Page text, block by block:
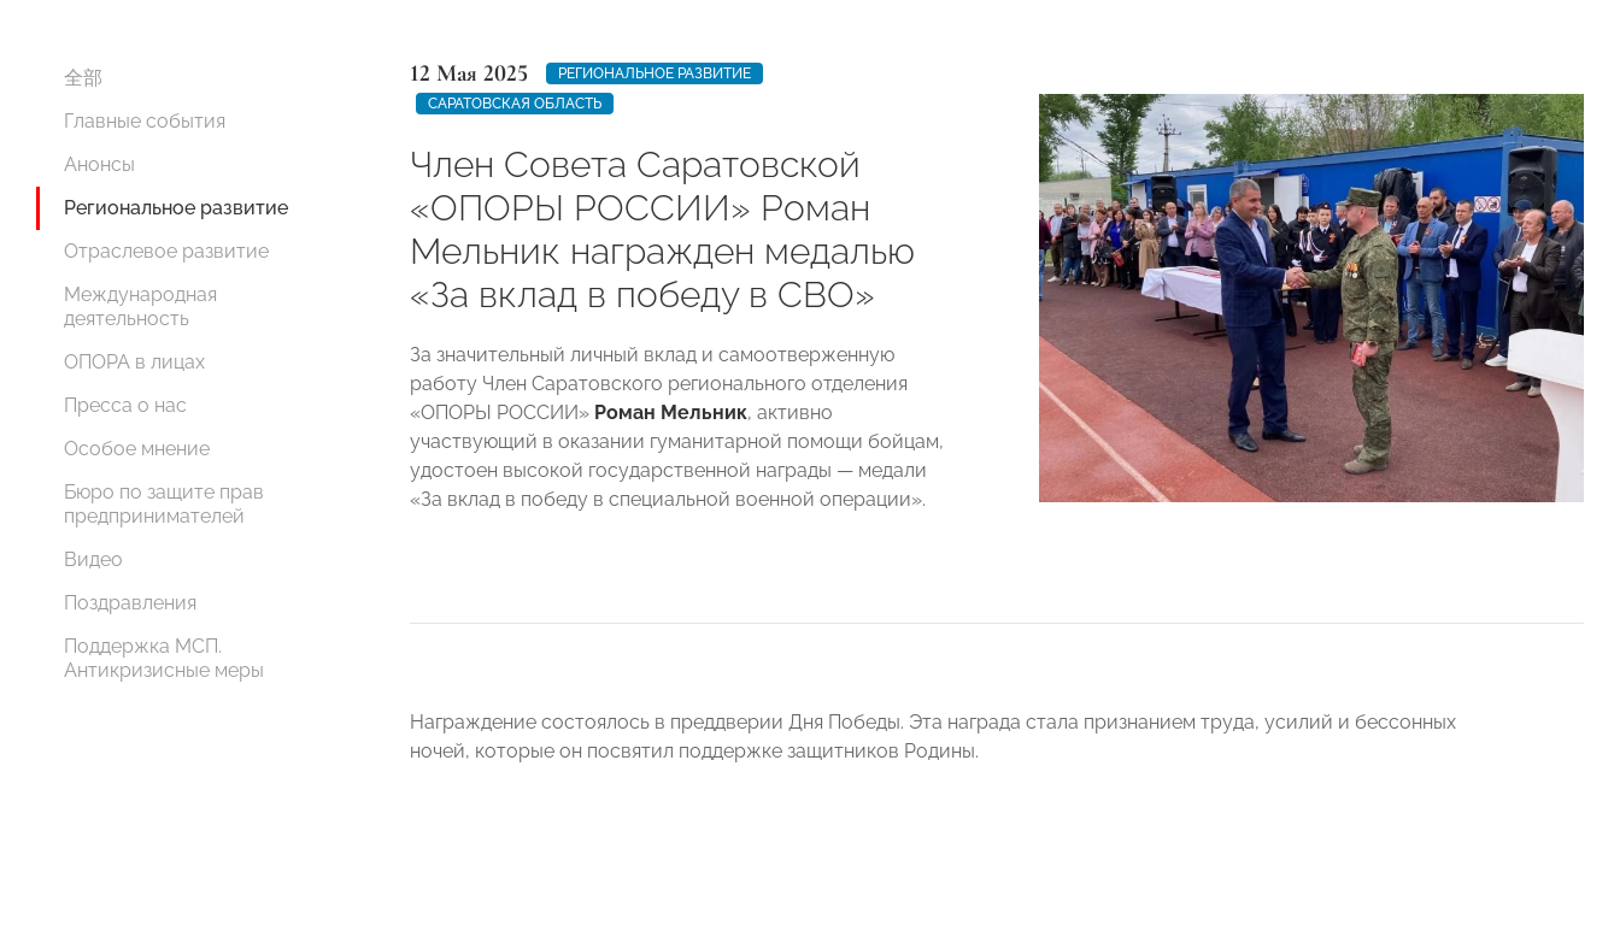
全部
Главные события
Анонсы
Региональное развитие
Отраслевое развитие
Международная
деятельность
ОПОРА в лицах
Пресса о нас
Особое мнение
Бюро по защите прав
предпринимателей
Видео
Поздравления
Поддержка МСП.
Антикризисные меры
12 Мая 2025
РЕГИОНАЛЬНОЕ РАЗВИТИЕ
САРАТОВСКАЯ ОБЛАСТЬ
Член Совета Саратовской
«ОПОРЫ РОССИИ» Роман
Мельник награжден медалью
«За вклад в победу в СВО»
За значительный личный вклад и самоотверженную
работу Член Саратовского регионального отделения
«ОПОРЫ РОССИИ» Роман Мельник, активно
участвующий в оказании гуманитарной помощи бойцам,
удостоен высокой государственной награды — медали
«За вклад в победу в специальной военной операции».
Награждение состоялось в преддверии Дня Победы. Эта награда стала признанием труда, усилий и бессонных
ночей, которые он посвятил поддержке защитников Родины.